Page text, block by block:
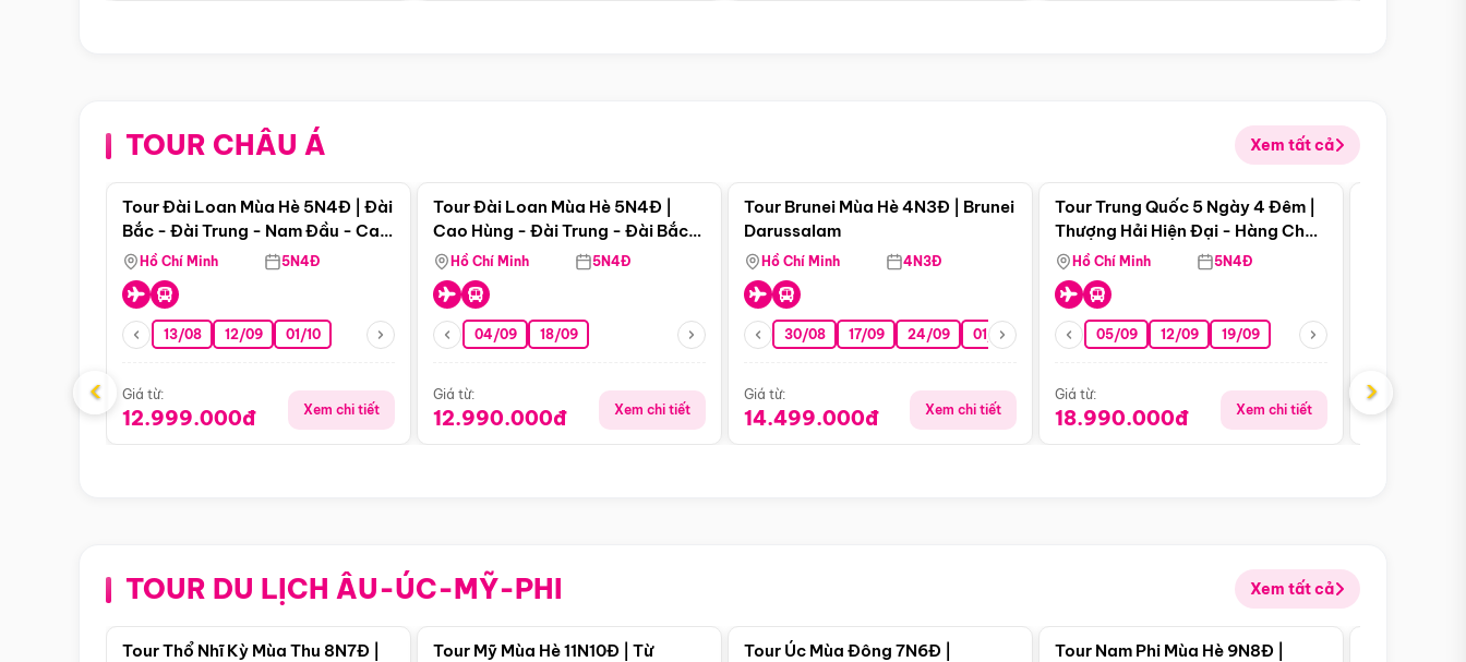
TOUR CHÂU Á Xem tất cả
Điểm nổi bật
Tour Đài Loan Mùa Hè 5N4Đ | Đài
Bắc - Đài Trung - Nam Đầu - Cao
Hùng ( Bay Vn)
Hồ Chí Minh 5N4Đ
13/08 12/09 01/10
Giá từ:
12.999.000đ Xem chi tiết
Tour Đài Loan Mùa Hè 5N4Đ |
Cao Hùng - Đài Trung - Đài Bắc
(Bay Vj)
Hồ Chí Minh 5N4Đ
04/09 18/09
Giá từ:
12.990.000đ Xem chi tiết
Tour Brunei Mùa Hè 4N3Đ | Brunei
Darussalam
Hồ Chí Minh 4N3Đ
30/08 17/09 24/09 01/10 15/10 29/10
Giá từ:
14.499.000đ Xem chi tiết
Điểm nổi bật
Tour Trung Quốc 5 Ngày 4 Đêm |
Thượng Hải Hiện Đại - Hàng Châu
Nên Thơ - Ô Trấn Cổ Kính
Hồ Chí Minh 5N4Đ
05/09 12/09 19/09
Giá từ:
18.990.000đ Xem chi tiết
Giá từ:
‹ ›
TOUR DU LỊCH ÂU-ÚC-MỸ-PHI Xem tất cả
Điểm nổi bật
Tour Thổ Nhĩ Kỳ Mùa Thu 8N7Đ |
Tour Mỹ Mùa Hè 11N10Đ | Từ
Tour Úc Mùa Đông 7N6Đ |
Điểm nổi bật
Tour Nam Phi Mùa Hè 9N8Đ |